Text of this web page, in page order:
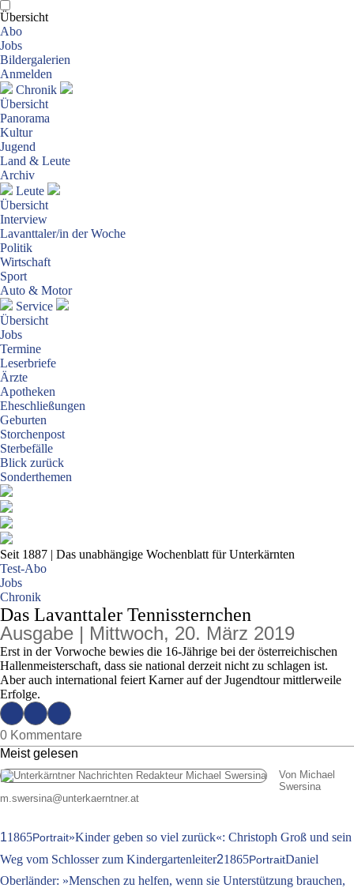
Übersicht
Abo
Jobs
Bildergalerien
Anmelden
Chronik
Übersicht
Panorama
Kultur
Jugend
Land & Leute
Archiv
Leute
Übersicht
Interview
Lavanttaler/in der Woche
Politik
Wirtschaft
Sport
Auto & Motor
Service
Übersicht
Jobs
Termine
Leserbriefe
Ärzte
Apotheken
Eheschließungen
Geburten
Storchenpost
Sterbefälle
Blick zurück
Sonderthemen
Seit 1887 | Das unabhängige Wochenblatt für Unterkärnten
Test-Abo
Jobs
Chronik
Das Lavanttaler Tennissternchen
Ausgabe | Mittwoch, 20. März 2019
Erst in der Vorwoche bewies die 16-Jährige bei der österreichischen
Hallenmeisterschaft, dass sie national derzeit nicht zu schlagen ist.
Aber auch international feiert Karner auf der Jugendtour mittlerweile
Erfolge.
0 Kommentare
Meist gelesen
Von Michael
Swersina
m.swersina@unterkaerntner.at
11865Portrait»Kinder geben so viel zurück«: Christoph Groß und sein
Weg vom Schlosser zum Kindergartenleiter21865PortraitDaniel
Oberländer: »Menschen zu helfen, wenn sie Unterstützung brauchen,